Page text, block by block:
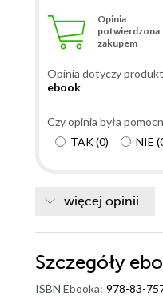
Opinia
potwierdzona
zakupem
Opinia dotyczy
ebook
Czy opinia była
TAK(0) NIE (
więcej opinii
Szczegóły
ISBN Ebooka: 978-83-